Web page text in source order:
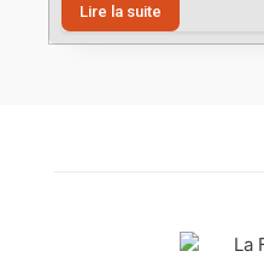
Lire la suite